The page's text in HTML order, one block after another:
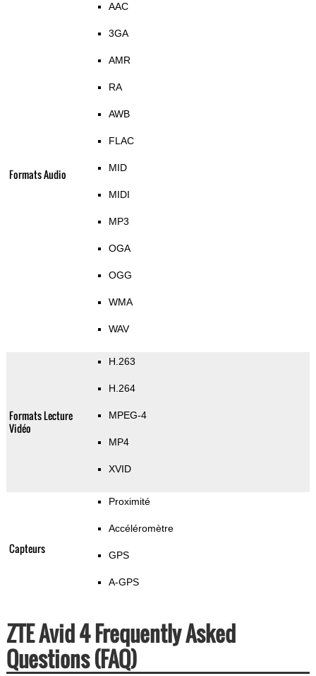
Formats Audio
AAC
3GA
AMR
RA
AWB
FLAC
MID
MIDI
MP3
OGA
OGG
WMA
WAV
Formats Lecture
Vidéo
H.263
H.264
MPEG-4
MP4
XVID
Capteurs
Proximité
Accéléromètre
GPS
A-GPS
ZTE Avid 4 Frequently Asked
Questions (FAQ)